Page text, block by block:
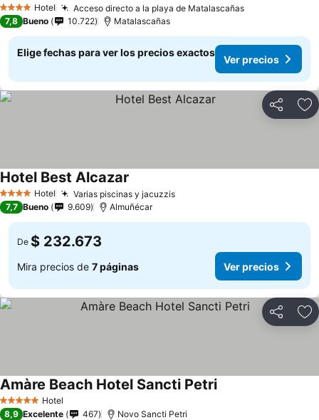
4 EstrellasHotel
Acceso directo a la playa de Matalascañas
7,8 Bueno 10.722 Matalascañas
Elige fechas para ver los precios exactos
Ver precios
Compartir
4 EstrellasHotel Varias piscinas y jacuzzis
Hotel Best Alcazar
7,7 Bueno 9.609 Almuñécar
De $ 232.673
Mira precios de 7 páginas Ver precios
Compartir
5 Estrellas Hotel
Amàre Beach Hotel Sancti Petri
8,9 Excelente 467 Novo Sancti Petri